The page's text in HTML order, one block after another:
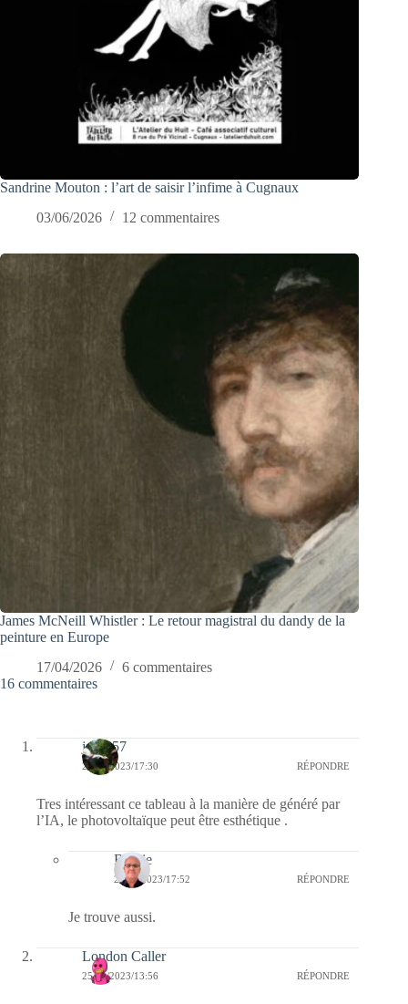
Sandrine Mouton : l’art de saisir l’infime à Cugnaux
03/06/2026
12 commentaires
James McNeill Whistler : Le retour magistral du dandy de la
peinture en Europe
17/04/2026
6 commentaires
16 commentaires
jazzy57
26/01/2023/17:30 RÉPONDRE
Tres intéressant ce tableau à la manière de généré par
l’IA, le photovoltaïque peut être esthétique .
Bernie
26/01/2023/17:52 RÉPONDRE
Je trouve aussi.
London Caller
25/01/2023/13:56 RÉPONDRE